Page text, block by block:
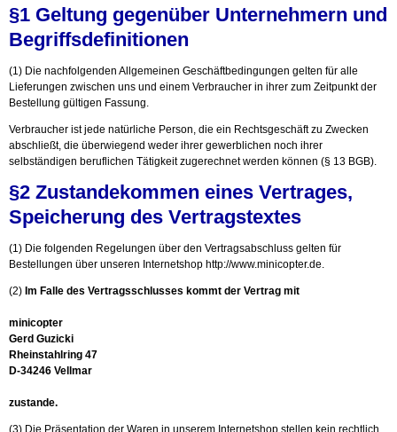
§1 Geltung gegenüber Unternehmern und
Begriffsdefinitionen
(1) Die nachfolgenden Allgemeinen Geschäftbedingungen gelten für alle
Lieferungen zwischen uns und einem Verbraucher in ihrer zum Zeitpunkt der
Bestellung gültigen Fassung.
Verbraucher ist jede natürliche Person, die ein Rechtsgeschäft zu Zwecken
abschließt, die überwiegend weder ihrer gewerblichen noch ihrer
selbständigen beruflichen Tätigkeit zugerechnet werden können (§ 13 BGB).
§2 Zustandekommen eines Vertrages,
Speicherung des Vertragstextes
(1) Die folgenden Regelungen über den Vertragsabschluss gelten für
Bestellungen über unseren Internetshop http://www.minicopter.de.
(2) Im Falle des Vertragsschlusses kommt der Vertrag mit
minicopter
Gerd Guzicki
Rheinstahlring 47
D-34246 Vellmar
zustande.
(3) Die Präsentation der Waren in unserem Internetshop stellen kein rechtlich